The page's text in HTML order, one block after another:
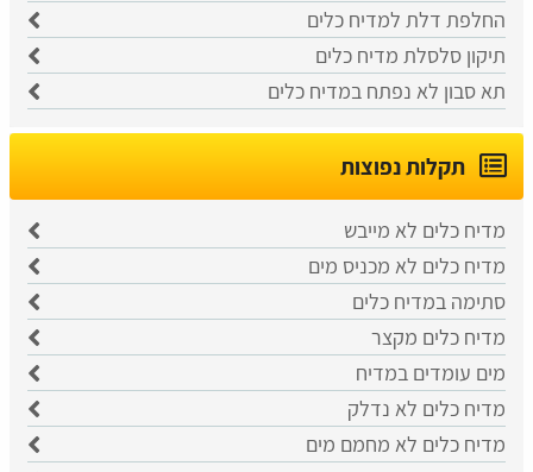
החלפת דלת למדיח כלים
תיקון סלסלת מדיח כלים
תא סבון לא נפתח במדיח כלים
תקלות נפוצות
מדיח כלים לא מייבש
מדיח כלים לא מכניס מים
סתימה במדיח כלים
מדיח כלים מקצר
מים עומדים במדיח
מדיח כלים לא נדלק
מדיח כלים לא מחמם מים